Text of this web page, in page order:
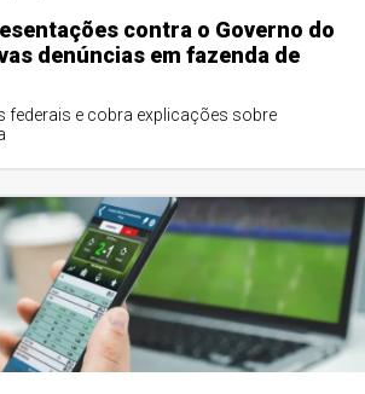
contra o Governo do
denúncias em fazenda de
federais e cobra explicações sobre